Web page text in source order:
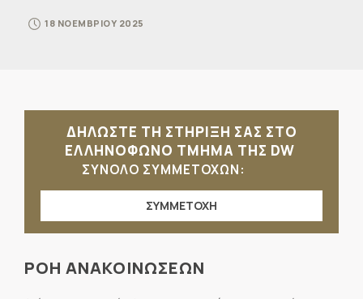
18 ΝΟΕΜΒΡΙΟΥ 2025
ΔΗΛΩΣΤΕ ΤΗ ΣΤΗΡΙΞΗ ΣΑΣ ΣΤΟ
ΕΛΛΗΝΟΦΩΝΟ ΤΜΗΜΑ ΤΗΣ DW
ΣΥΝΟΛΟ ΣΥΜΜΕΤΟΧΩΝ:
ΣΥΜΜΕΤΟΧΗ
ΡΟΗ ΑΝΑΚΟΙΝΩΣΕΩΝ